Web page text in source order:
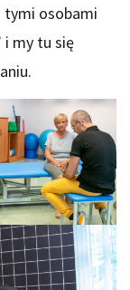
tymi osobami
i my tu się